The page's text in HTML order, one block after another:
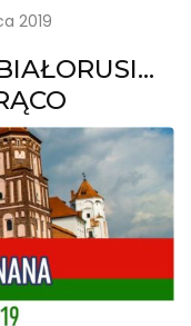
2019